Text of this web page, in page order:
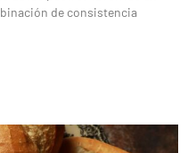
de consistencia